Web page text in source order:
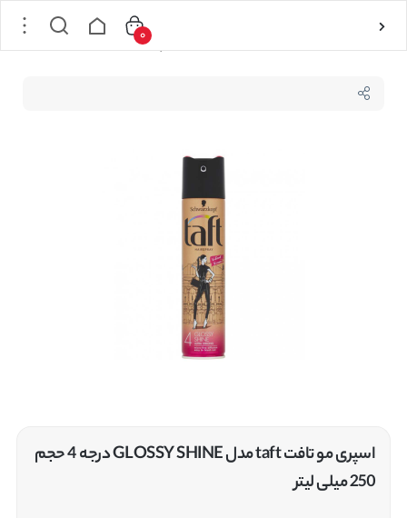
اسپری مو تافت taft مدل GLOSSY SHINE درجه 4 حجم 250 میلی لیتر
0
اسپری مو تافت taft مدل GLOSSY SHINE درجه 4 حجم
250 میلی لیتر